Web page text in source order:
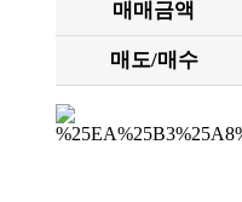
매매금액
매도/매수